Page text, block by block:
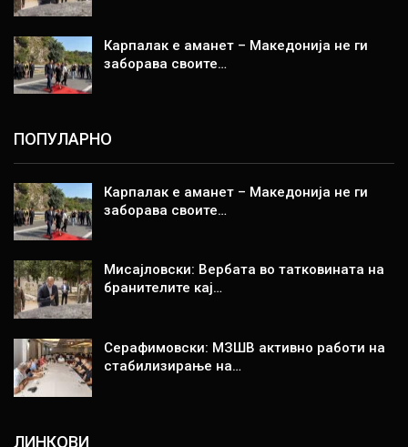
Карпалак е аманет – Македонија не ги
заборава своите…
ПОПУЛАРНО
Карпалак е аманет – Македонија не ги
заборава своите…
Мисајловски: Вербата во татковината на
бранителите кај…
Серафимовски: МЗШВ активно работи на
стабилизирање на…
ЛИНКОВИ